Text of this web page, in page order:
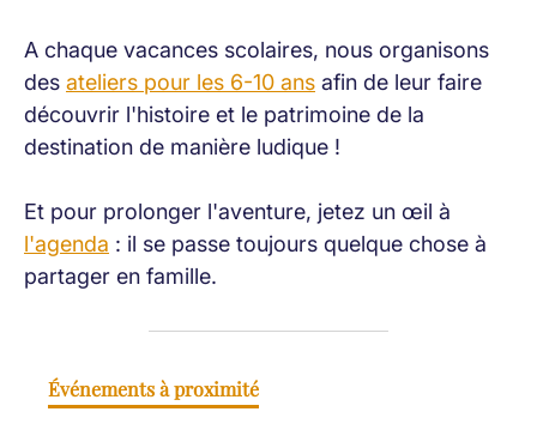
A chaque vacances scolaires, nous organisons
des ateliers pour les 6-10 ans afin de leur faire
découvrir l'histoire et le patrimoine de la
destination de manière ludique !
Et pour prolonger l'aventure, jetez un œil à
l'agenda : il se passe toujours quelque chose à
partager en famille.
Événements à proximité